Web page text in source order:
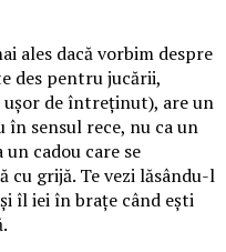
ales dacă vorbim despre
des pentru jucării,
de întreținut), are un
în sensul rece, nu ca un
cadou care se
grijă. Te vezi lăsându-l
îl iei în brațe când ești